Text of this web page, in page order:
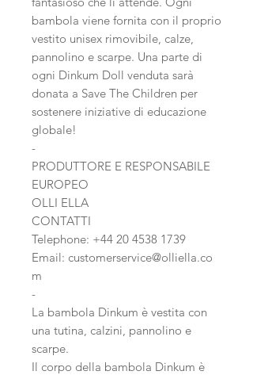
bambola viene fornita con il proprio
vestito unisex rimovibile, calze,
pannolino e scarpe. Una parte di
ogni Dinkum Doll venduta sarà
donata a Save The Children per
sostenere iniziative di educazione
globale!
-
PRODUTTORE E RESPONSABILE
EUROPEO
OLLI ELLA
CONTATTI
Telephone: +44 20 4538 1739
Email: customerservice@olliella.co
m
-
La bambola Dinkum è vestita con
una tutina, calzini, pannolino e
scarpe.
Il corpo della bambola Dinkum è